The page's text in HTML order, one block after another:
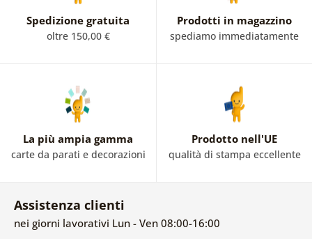
Spedizione gratuita
oltre 150,00 €
Prodotti in magazzino
spediamo immediatamente
La più ampia gamma
carte da parati e decorazioni
Prodotto nell'UE
qualità di stampa eccellente
Assistenza clienti
nei giorni lavorativi Lun - Ven 08:00-16:00